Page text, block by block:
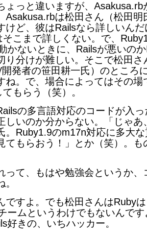
っと違いますが、Asakusa.rb
Asakusa.rbは松田さん（松田明
けど、彼はRailsなら詳しいんだ
そこまで詳しくない。で、
かないときに、Railsが悪いの
り分けが難しい。そこで松田さ
開発者の笹田耕一氏）のところ
ね。で、場合によってはその場
もらう（笑）。
の多言語対応のコードが入っ
しいのか分からない。「じゃあ
。Ruby1.9のm17n対応に多大
てもらおう！」とか（笑）。も
て、もはや勉強会というか、
すよ。でも松田さんはRuby
ームというわけでもないんで
好きの、いちハッカー。